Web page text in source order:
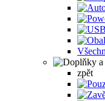
zpět